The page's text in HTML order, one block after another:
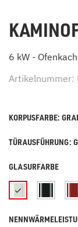
6 kW -
Artikelnummer:
KORPUSFARBE:
TÜRAUSFÜHRUNG:
GLASURFARBE